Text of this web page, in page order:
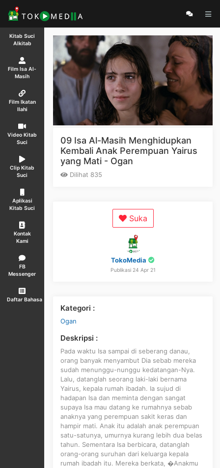
Kitab Suci
Alkitab
Film Isa Al-
Masih
Film Ikatan
Ilahi
Video Kitab
Suci
Clip Kitab
Suci
Aplikasi
Kitab Suci
Kontak
Kami
FB
Messenger
Daftar Bahasa
09 Isa Al-Masih Menghidupkan
Kembali Anak Perempuan Yairus
yang Mati - Ogan
Dilihat 835
Suka
TokoMedia
Publikasi 24 Apr 21
Kategori :
Ogan
Deskripsi :
Pada waktu Isa sampai di seberang danau,
orang banyak menyambut Dia sebab mereka
sudah menunggu-nunggu kedatangan-Nya.
Lalu, datanglah seorang laki-laki bernama
Yairus, kepala rumah ibadah. Ia sujud di
hadapan Isa dan meminta dengan sangat
supaya Isa mau datang ke rumahnya sebab
anaknya yang perempuan sakit keras dan
hampir mati. Anak itu adalah anak perempuan
satu-satunya, umurnya kurang lebih dua belas
tahun. Sementara Isa berbicara, datanglah
orang-orang suruhan dari keluarga kepala
rumah ibadah itu. Mereka berkata, �Anakmu